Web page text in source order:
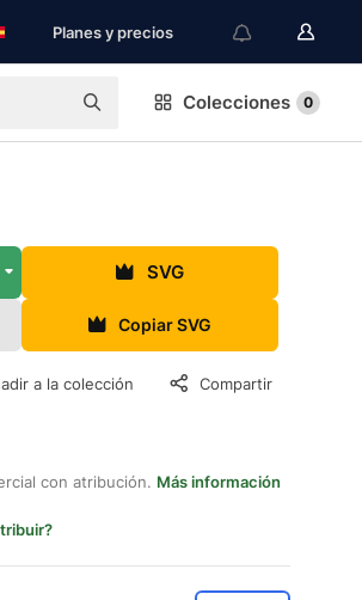
Planes y precios
Colecciones 0
SVG
Copiar SVG
a la colección Compartir
con atribución. Más información